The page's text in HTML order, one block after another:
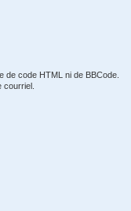
code HTML ni de BBCode.
courriel.